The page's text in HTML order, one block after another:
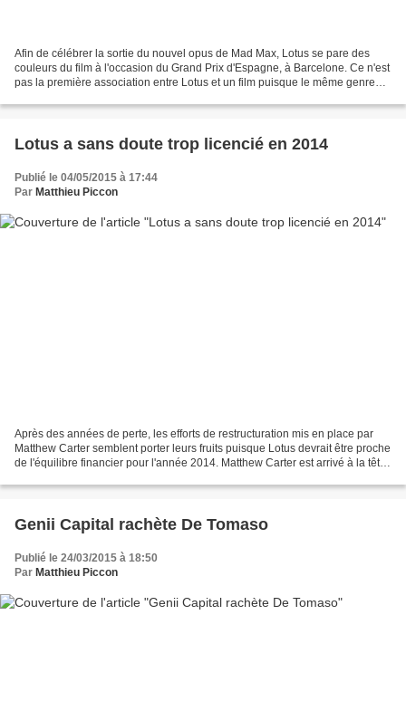
Afin de célébrer la sortie du nouvel opus de Mad Max, Lotus se pare des
couleurs du film à l'occasion du Grand Prix d'Espagne, à Barcelone. Ce n'est
pas la première association entre Lotus et un film puisque le même genre
Lotus a sans doute trop licencié en 2014
Publié le 04/05/2015 à 17:44
Par Matthieu Piccon
Après des années de perte, les efforts de restructuration mis en place par
Matthew Carter semblent porter leurs fruits puisque Lotus devrait être proche
de l'équilibre financier pour l'année 2014. Matthew Carter est arrivé à la tête
Genii Capital rachète De Tomaso
Publié le 24/03/2015 à 18:50
Par Matthieu Piccon